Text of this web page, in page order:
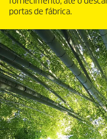
portas de fábrica.